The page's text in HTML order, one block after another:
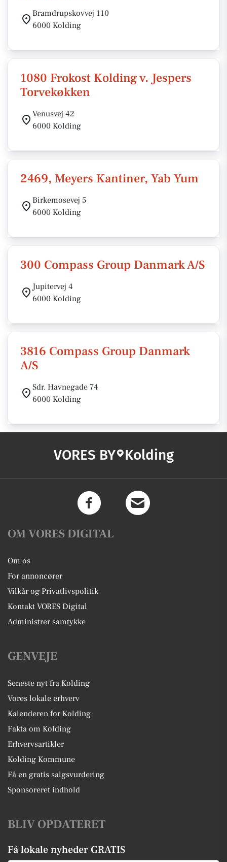
Bramdrupskovvej 110
6000 Kolding
1080 Frokost Kolding v. Jespers
Torvekøkken
Venusvej 42
6000 Kolding
2469, Meyers Kantiner, Yab Yum
Birkemosevej 5
6000 Kolding
300 Compass Group Danmark A/S
Jupitervej 4
6000 Kolding
3816 Compass Group Danmark
A/S
Sdr. Havnegade 74
6000 Kolding
VORES BY Kolding
OM VORES DIGITAL
Om os
For annoncører
Vilkår og Privatlivspolitik
Kontakt VORES Digital
Administrer samtykke
GENVEJE
Seneste nyt fra Kolding
Vores lokale erhverv
Kalenderen for Kolding
Fakta om Kolding
Erhvervsartikler
Kolding Kommune
Få en gratis salgsvurdering
Sponsoreret indhold
BLIV OPDATERET
Få lokale nyheder GRATIS